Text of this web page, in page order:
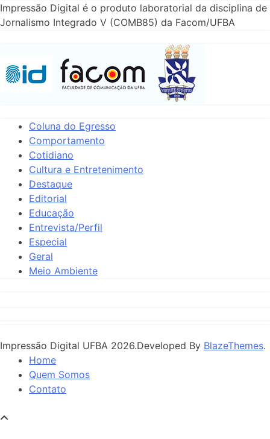
Impressão Digital é o produto laboratorial da disciplina de
Jornalismo Integrado V (COMB85) da Facom/UFBA
Coluna do Egresso
Comportamento
Cotidiano
Cultura e Entretenimento
Destaque
Editorial
Educação
Entrevista/Perfil
Especial
Geral
Meio Ambiente
Impressão Digital UFBA 2026.Developed By BlazeThemes.
Home
Quem Somos
Contato